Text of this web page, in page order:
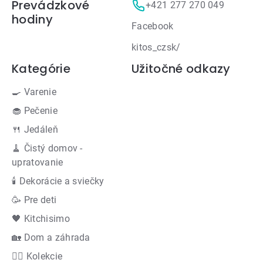
Prevádzkové
hodiny
+421 277 270 049
Facebook
kitos_czsk/
Kategórie
🍳 Varenie
🧁 Pečenie
🍴 Jedáleň
🧹 Čistý domov -
upratovanie
🕯 Dekorácie a sviečky
🥳 Pre deti
🖤 Kitchisimo
🏡 Dom a záhrada
👍🏻 Kolekcie
Užitočné odkazy